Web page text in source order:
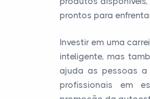
prontos para
Investir em uma
inteligente, mas
ajuda as pessoas a
profissionais em